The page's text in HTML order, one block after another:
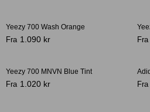
Yeezy 700 Wash Orange
Fra 1.090 kr Fra
Yeezy 700 MNVN Blue Tint
Fra 1.020 kr Fra